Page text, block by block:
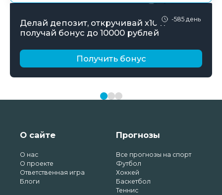
-585 день
Делай депозит, откручивай х10 и
получай бонус до 10000 рублей
Получить бонус
О сайте
О нас
О проекте
Ответственная игра
Блоги
Прогнозы
Все прогнозы на спорт
Футбол
Хоккей
Баскетбол
Теннис